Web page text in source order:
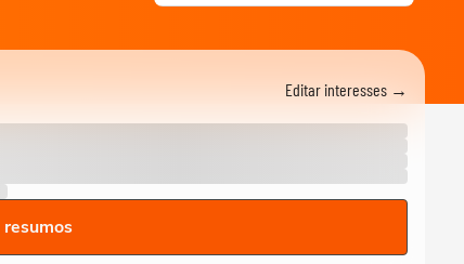
atuação mais decisiva desde
TERRABOLISTAS
Campeonato Brasileiro
Equador e Costa do Marfim
brigam pela vaga!
Editar interesses →